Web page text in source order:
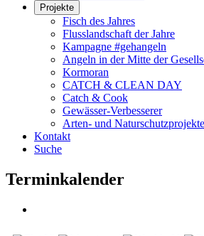
Projekte
Fisch des Jahres
Flusslandschaft der Jahre
Kampagne #gehangeln
Angeln in der Mitte der
Kormoran
CATCH & CLEAN DAY
Catch & Cook
Gewässer-Verbesserer
Arten- und Naturschutzprojekte
Kontakt
Suche
Terminkalender